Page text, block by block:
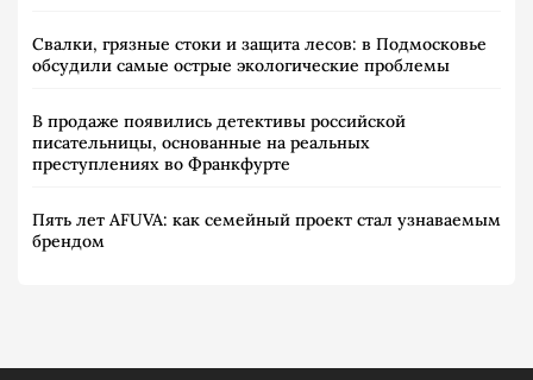
Свалки, грязные стоки и защита лесов: в Подмосковье
обсудили самые острые экологические проблемы
В продаже появились детективы российской
писательницы, основанные на реальных
преступлениях во Франкфурте
Пять лет AFUVA: как семейный проект стал узнаваемым
брендом